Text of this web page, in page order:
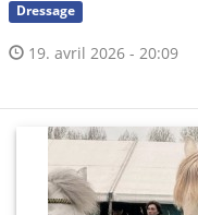
Dressage
19. avril 2026 - 20:09